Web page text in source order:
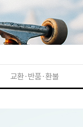
교환·반품·환불